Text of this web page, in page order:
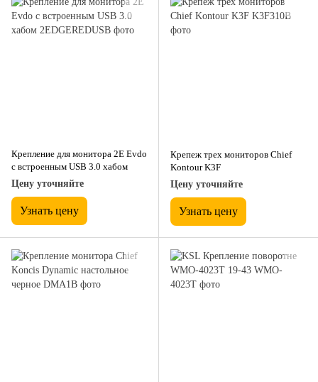
Крепление для монитора 2E Evdo
с встроенным USB 3.0 хабом
Цену уточняйте
Узнать цену
Крепеж трех мониторов Chief
Kontour K3F
Цену уточняйте
Узнать цену